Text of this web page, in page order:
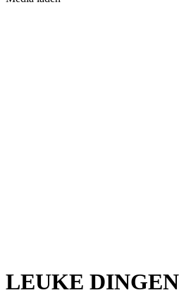
LEUKE